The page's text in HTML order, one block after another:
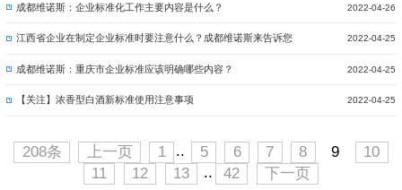
成都维诺斯：企业标准化工作主要内容是什么？ 2022-04-26
江西省企业在制定企业标准时要注意什么？成都维诺斯来告诉您 2022-04-25
成都维诺斯：重庆市企业标准应该明确哪些内容？ 2022-04-25
【关注】浓香型白酒新标准使用注意事项 2022-04-25
208条 上一页 1 .. 5 6 7 8 9
10
11
12 13 .. 42 下一页